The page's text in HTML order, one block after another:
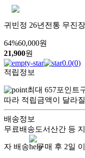
귀빈정 26년전통 무진
64%60,000원
21,900원
0.0(0)
적립정보
최대 657포인트
따라 적립금액이 달라
배송정보
무료배송도서산간 등
자 배송 구매 후 2일